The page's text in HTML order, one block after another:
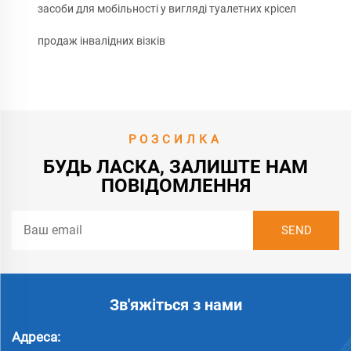
засоби для мобільності у вигляді туалетних крісел
продаж інвалідних візків
РОЗСИЛКА
БУДЬ ЛАСКА, ЗАЛИШТЕ НАМ
ПОВІДОМЛЕННЯ
Зв'яжіться з нами
Адреса: